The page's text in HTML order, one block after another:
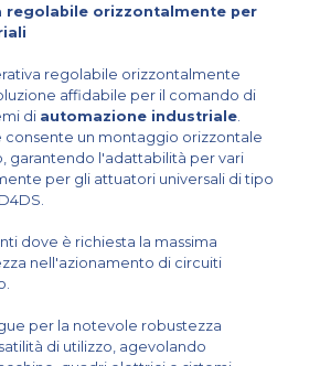
regolabile orizzontalmente per
regolabile orizzontalmente
affidabile per il comando di
di automazione industriale.
consente un montaggio orizzontale
garantendo l'adattabilità per vari
per gli attuatori universali di tipo
dove è richiesta la massima
nell'azionamento di circuiti
per la notevole robustezza
di utilizzo, agevolando